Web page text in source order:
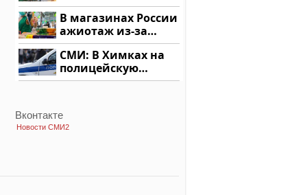
ждать всем нам?
В магазинах России
ажиотаж из-за
этого продукта: что
купить?
СМИ: В Химках на
полицейскую
машину напали и
Вконтакте
Новости СМИ2